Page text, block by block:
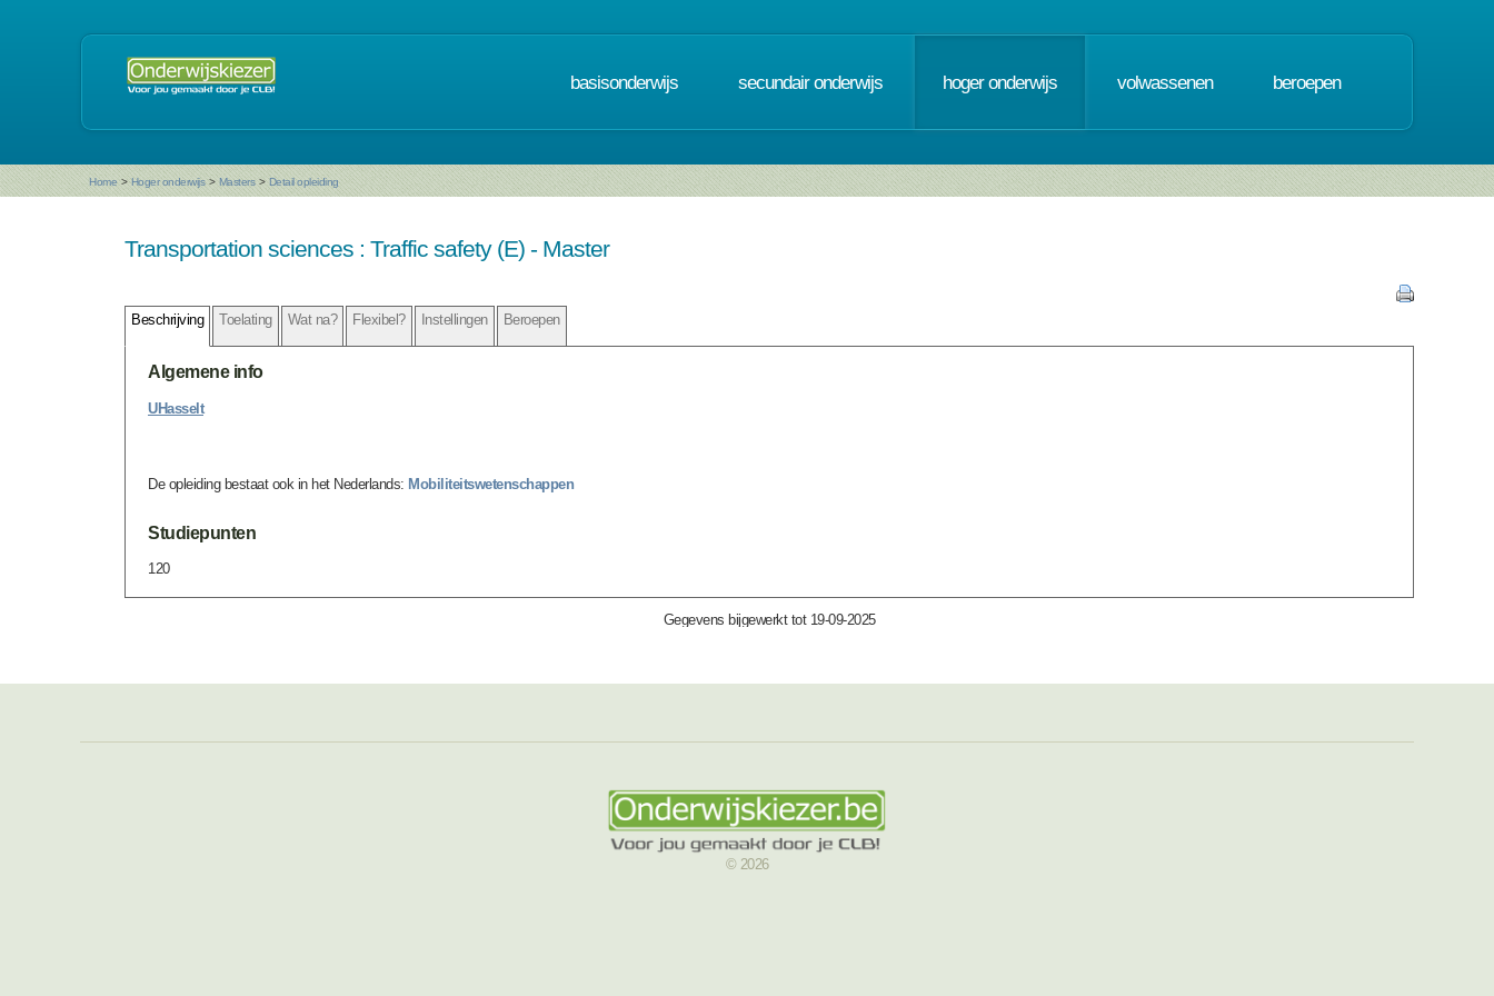
basisonderwijs secundair onderwijs hoger onderwijs volwassenen beroepen
Home > Hoger onderwijs > Masters > Detail opleiding
Transportation sciences : Traffic safety (E) - Master
Beschrijving Toelating Wat na? Flexibel? Instellingen Beroepen
Algemene info
UHasselt
De opleiding bestaat ook in het Nederlands: Mobiliteitswetenschappen
Studiepunten
120
Gegevens bijgewerkt tot 19-09-2025
© 2026